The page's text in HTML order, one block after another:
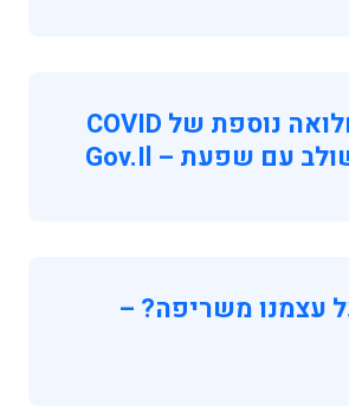
לקראת תחלואה נוספת של COVID
עצמנו משריפה? –